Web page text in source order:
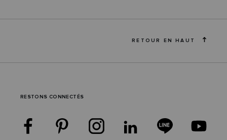
RETOUR EN HAUT
RESTONS CONNECTÉS